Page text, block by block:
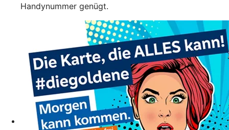
Handynummer genügt.